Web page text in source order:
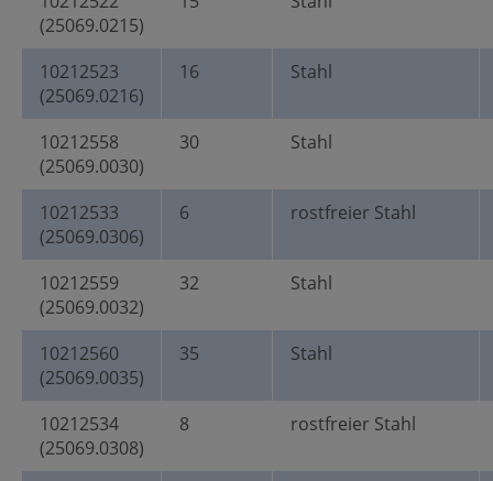
(25069.0215)
10212523
(25069.0216)
16 Stahl
10212558
(25069.0030)
30 Stahl
10212533
(25069.0306)
6 rostfreier Stahl
10212559
(25069.0032)
32 Stahl
10212560
(25069.0035)
35 Stahl
10212534
(25069.0308)
8 rostfreier Stahl